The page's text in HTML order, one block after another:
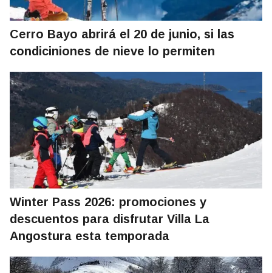
Cerro Bayo abrirá el 20 de junio, si las
condiciniones de nieve lo permiten
Winter Pass 2026: promociones y
descuentos para disfrutar Villa La
Angostura esta temporada